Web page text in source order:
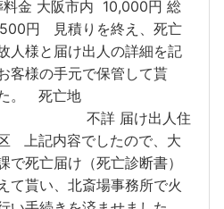
金 大阪市内 10,000円 総
積りを終え、死亡
人様と届け出人の詳細を記
客様の手元で保管して貰
ました。 死亡地
地 不詳 届け出人住
上記内容でしたので、大
で死亡届け（死亡診断書）
て貰い、北斎場事務所で火